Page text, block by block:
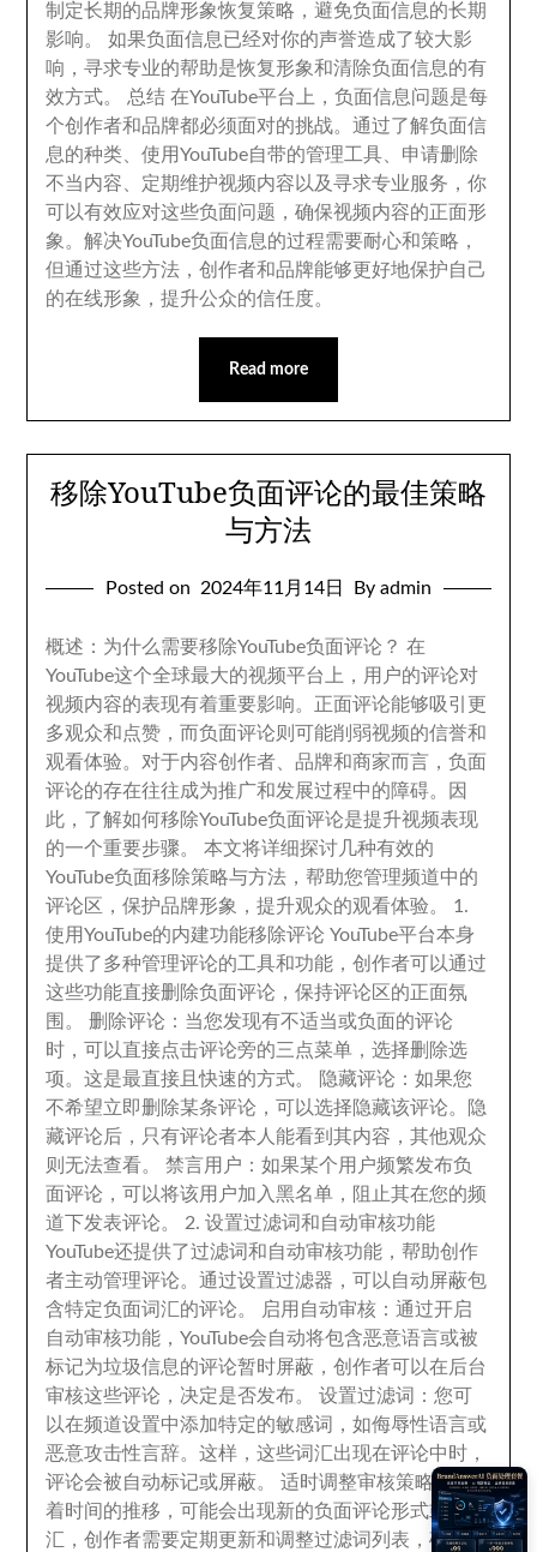
制定长期的品牌形象恢复策略 ，避免负面信息的长期
影响。如果负面信息已经对你的声誉造成了较大影
响 ，寻求专业的帮助是恢复形象和清除负面信息的有
效方式。 总结 在YouTube平台上 ，负面信息问题是每
个创作者和品牌都必须面对的挑战。通过了解负面信
息的种类 、使用YouTube自带的管理工具
申请删除
不当内容
定期维护视频内容以及寻求专业服务 ，你
可以有效应对这些负面问题 ，确保视频内容的正面形
象 。解决YouTube负面信息的过程需要耐心和策略 ，
但通过这些方法 ，创作者和品牌能够更好地保护自己
的在线形象 ，提升公众的信任度。
Read more
移除YouTube负面评论的最佳策略
与方法
Posted on 2024年11月14日 By admin
概述 ： 为什么需要移除YouTube负面评论？ 在
YouTube这个全球最大的视频平台上 ， 用户的评论对
视频内容的表现有着重要影响。 正面评论能够吸引更
多观众和点赞 ， 而负面评论则可能削弱视频的信誉和
观看体验。 对于内容创作者 、品牌和商家而言 ，负面
评论的存在往往成为推广和发展过程中的障碍。
因
此 ， 了解如何移除YouTube负面评论是提升视频表现
的一个重要步骤。本文将详细探讨几种有效的
YouTube负面移除策略与方法 ，帮助您管理频道中的
评论区 ，保护品牌形象 ，提升观众的观看体验。 1.
使用YouTube的内建功能移除评论 YouTube平台本身
提供了多种管理评论的工具和功能 ，创作者可以通过
这些功能直接删除负面评论 ，保持评论区的正面氛
围 。删除评论 ： 当您发现有不适当或负面的评论
时 ， 可以直接点击评论旁的三点菜单 ，选择删除选
项 。这是最直接且快速的方式。 隐藏评论 ：如果您
不希望立即删除某条评论 ， 可以选择隐藏该评论。 隐
藏评论后 ， 只有评论者本人能看到其内容 ，其他观众
则无法查看。禁言用户 ：如果某个用户频繁发布负
面评论 ， 可以将该用户加入黑名单 ，
阻止其在您的频
道下发表评论。 2.设置过滤词和自动审核功能
YouTube还提供了过滤词和自动审核功能 ，帮助创作
者主动管理评论。通过设置过滤器 ， 可以自动屏蔽包
含特定负面词汇的评论。 启用自动审核 ：通过开启
自动审核功能 ，YouTube会自动将包含恶意语言或被
标记为垃圾信息的评论暂时屏蔽 ，创作者可以在后台
审核这些评论 ， 决定是否发布。设置过滤词 ：您可
以在频道设置中添加特定的敏感词
，如侮辱性语言或
恶意攻击性言辞。这样 ，这些词汇出现在评论中时 ，
评论会被自动标记或屏蔽。适时调整审核策略 ：随
着时间的推移 ， 可能会出现新的负面评论形式或词
汇
，创作者需要定期更新和调整过滤词列表 ，确保所